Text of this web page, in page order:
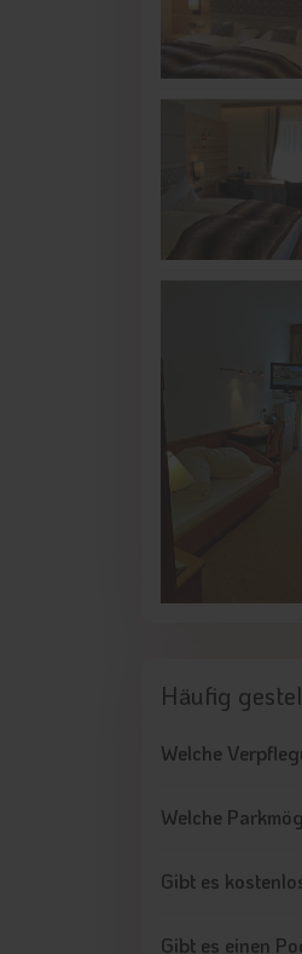
Häufig
Welche
Welche
Gibt es
Gibt es einen